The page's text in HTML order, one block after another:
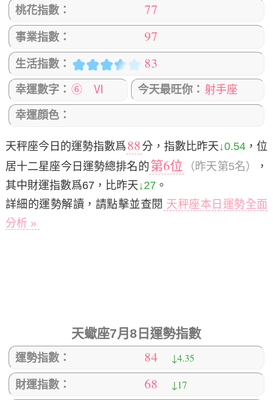
桃花指數： 77
事業指數： 97
生活指數： 83
幸運數字： ⑥ Ⅵ 今天最旺你： 射手座
幸運顔色：
天秤座今日的運勢指數爲 88分，指數比昨天↓0.54 ，位
居十二星座今日運勢總排名的 第6位 （昨天第5名）
，
其中財運指數爲67，比昨天↓27 。
詳細的運勢解讀，請點擊並查閱 天秤座本日運勢全面
分析 »
天蠍座7月8日運勢指數
運勢指數： 84 ↓4.35
財運指數： 68 ↓17